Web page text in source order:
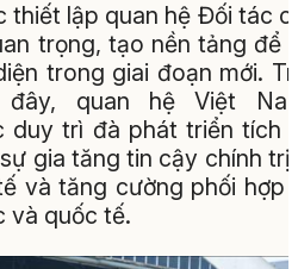
thiết lập quan hệ Đối tác
trọng, tạo nền tảng để
trong giai đoạn mới.
đây, quan hệ Việt
duy trì đà phát triển tích
gia tăng tin cậy chính
và tăng cường phối hợp
và quốc tế.